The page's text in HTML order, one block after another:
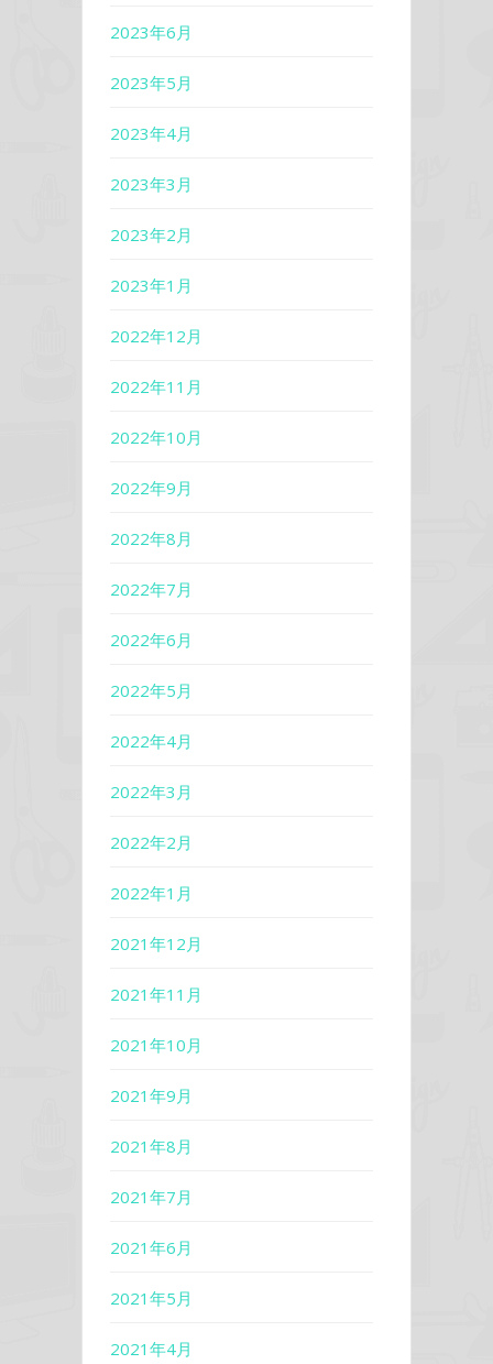
2023年6月
2023年5月
2023年4月
2023年3月
2023年2月
2023年1月
2022年12月
2022年11月
2022年10月
2022年9月
2022年8月
2022年7月
2022年6月
2022年5月
2022年4月
2022年3月
2022年2月
2022年1月
2021年12月
2021年11月
2021年10月
2021年9月
2021年8月
2021年7月
2021年6月
2021年5月
2021年4月